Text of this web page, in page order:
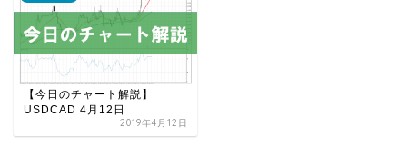
【今日のチャート解説】
USDCAD 4月12日
2019年4月12日